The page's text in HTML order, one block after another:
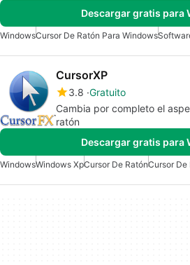
Descargar gratis para
WindowsCursor De Ratón Para Windows
CursorXP
3.8 Gratuito
Cambia por completo el
ratón
Descargar gratis para
WindowsWindows XpCursor De RatónCursor De